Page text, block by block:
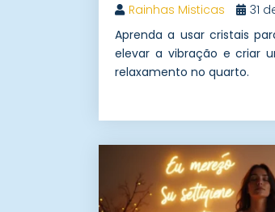
Rainhas Misticas
31
Aprenda a usar cristais
elevar a vibração e criar
relaxamento no quarto.